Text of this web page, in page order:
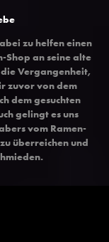
zu helfen einen
Shop an seine alte
Vergangenheit,
zuvor von dem
dem gesuchten
gelingt es uns
vom Ramen-
überreichen und